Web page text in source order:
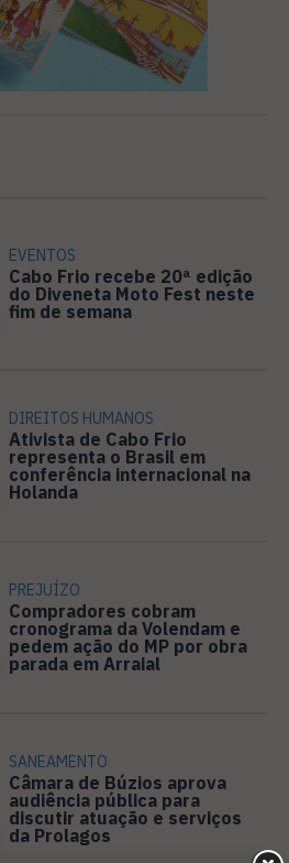
EVENTOS
Cabo Frio recebe 20ª edição
do Diveneta Moto Fest neste
fim de semana
DIREITOS HUMANOS
Ativista de Cabo Frio
representa o Brasil em
conferência internacional na
Holanda
PREJUÍZO
Compradores cobram
cronograma da Volendam e
pedem ação do MP por obra
parada em Arraial
SANEAMENTO
Câmara de Búzios aprova
audiência pública para
discutir atuação e serviços
da Prolagos